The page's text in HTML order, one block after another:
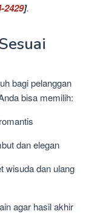
2429].
bagi pelanggan
bisa memilih:
dan elegan
wisuda dan ulang
agar hasil akhir